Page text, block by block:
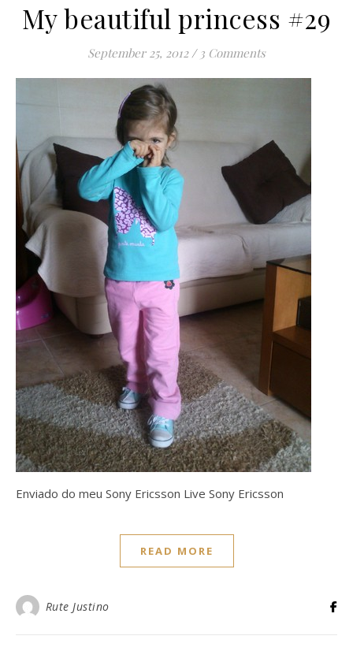
My beautiful princess #29
September 25, 2012 / 3 Comments
Enviado do meu Sony Ericsson Live Sony Ericsson
READ MORE
Rute Justino